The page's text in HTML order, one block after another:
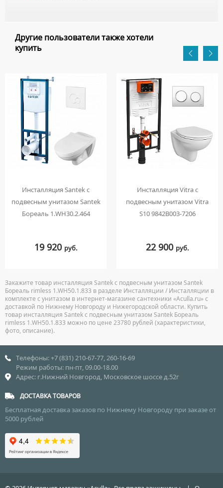
Другие пользователи также хотели
купить
Инсталляция Santek с
подвесным унитазом Santek
Бореаль 1.WH30.2.464
19 920 руб.
Инсталляция Vitra с
подвесным унитазом Vitra
S10 9842B003-7206
22 900 руб.
Закажите товар инсталляция Santek с подвесным унитазом Santek
Бореаль rimless 1.WH50.1.833 в разделе Инсталляции / Инсталляции в
комплекте с унитазом в интернет-магазине сантехники «Aculla.ru» с
доставкой по Нижнему Новгороду и Нижегородской области. Купить
товар инсталляция Santek с подвесным унитазом Santek Бореаль
rimless 1.WH50.1.833 можно по цене 23780 рублей (характеристики,
фото, описание).
Телефоны: +7 (831) 210-67-77, 260-16-69
Режим работы: пн-пт, 09.00-18.00
Адрес: г.Нижний Новгород, Московское шоссе д.52г
ДОСТАВКА ТОВАРОВ
Бесплатная доставка заказов по Нижнему Новгороду при заказе от
5000 рублей